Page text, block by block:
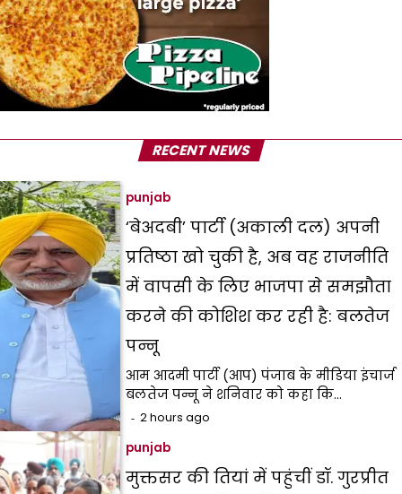
RECENT NEWS
punjab
‘बेअदबी’ पार्टी (अकाली दल) अपनी
प्रतिष्ठा खो चुकी है, अब वह राजनीति
में वापसी के लिए भाजपा से समझौता
करने की कोशिश कर रही है: बलतेज
पन्नू
आम आदमी पार्टी (आप) पंजाब के मीडिया इंचार्ज
बलतेज पन्नू ने शनिवार को कहा कि…
2 hours ago
punjab
मुक्तसर की तियां में पहुंचीं डॉ. गुरप्रीत